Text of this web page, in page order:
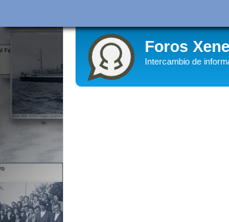
Foros
Intercambio de